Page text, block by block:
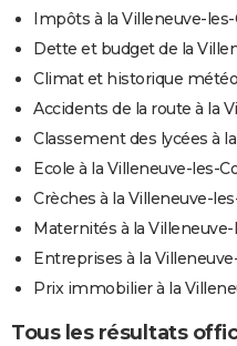
Impôts à la Villeneuve-
Dette et budget de la
Climat et historique
Accidents de la route à la
Classement des lycées à
Ecole à la Villeneuve-les-
Crèches à la Villeneuve-
Maternités à la
Entreprises à la
Prix immobilier à la
Tous les résultats